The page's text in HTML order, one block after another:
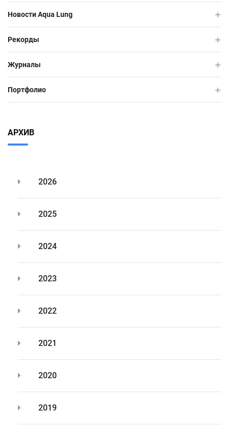
Новости Aqua Lung
Рекорды
Журналы
Портфолио
АРХИВ
2026
2025
2024
2023
2022
2021
2020
2019